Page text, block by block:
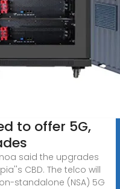
to offer 5G,
said the upgrades
CBD. The telco will
standalone (NSA) 5G